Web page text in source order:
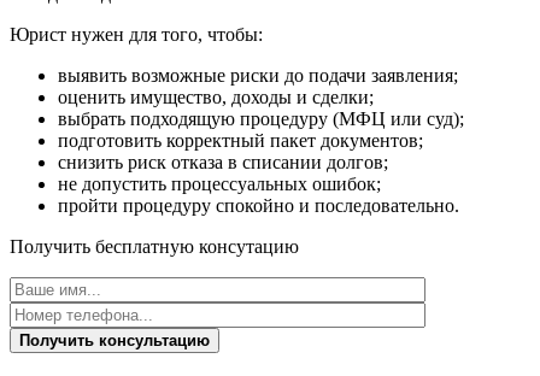
Юрист нужен для того, чтобы:
выявить возможные риски до подачи заявления;
оценить имущество, доходы и сделки;
выбрать подходящую процедуру (МФЦ или суд);
подготовить корректный пакет документов;
снизить риск отказа в списании долгов;
не допустить процессуальных ошибок;
пройти процедуру спокойно и последовательно.
Получить бесплатную консутацию
Получить консультацию